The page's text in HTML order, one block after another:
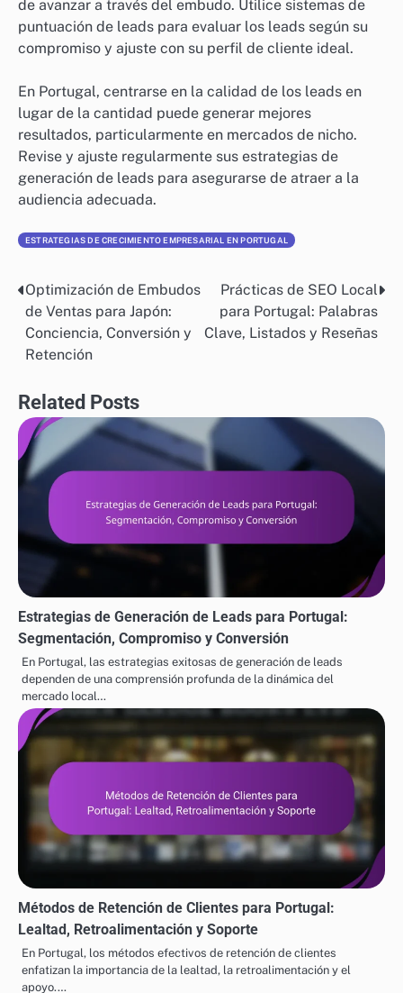
de avanzar a través del embudo. Utilice sistemas de
puntuación de leads para evaluar los leads según su
compromiso y ajuste con su perfil de cliente ideal.
En Portugal, centrarse en la calidad de los leads en
lugar de la cantidad puede generar mejores
resultados, particularmente en mercados de nicho.
Revise y ajuste regularmente sus estrategias de
generación de leads para asegurarse de atraer a la
audiencia adecuada.
ESTRATEGIAS DE CRECIMIENTO EMPRESARIAL EN PORTUGAL
Post
navigation
Optimización de Embudos
de Ventas para Japón:
Conciencia, Conversión y
Retención
Prácticas de SEO Local
para Portugal: Palabras
Clave, Listados y Reseñas
Related Posts
Estrategias de Generación de Leads para Portugal:
Segmentación, Compromiso y Conversión
En Portugal, las estrategias exitosas de generación de leads
dependen de una comprensión profunda de la dinámica del
mercado local…
Métodos de Retención de Clientes para Portugal:
Lealtad, Retroalimentación y Soporte
En Portugal, los métodos efectivos de retención de clientes
enfatizan la importancia de la lealtad, la retroalimentación y el
apoyo.…